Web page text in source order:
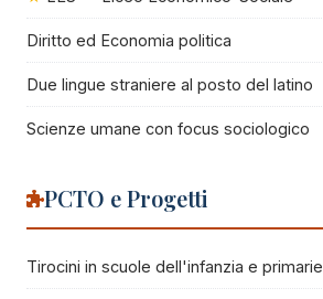
Diritto ed Economia politica
Due lingue straniere al posto del latino
Scienze umane con focus sociologico
PCTO e Progetti
Tirocini in scuole dell'infanzia e primarie